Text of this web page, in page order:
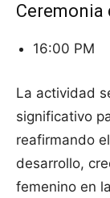
Ceremonia
16:00 PM
La actividad
significativo
reafirmando
desarrollo,
femenino en